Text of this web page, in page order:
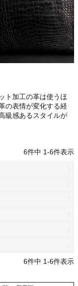
ト加工の革は使うほ
の表情が変化する経
級感あるスタイルが
6件中 1-6件表示
6件中 1-6件表示